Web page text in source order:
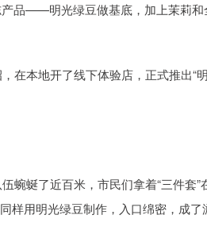
品——明光绿豆做基底，加上茉莉和
在本地开了线下体验店，正式推出“
蜿蜒了近百米，市民们拿着“三件套”
样用明光绿豆制作，入口绵密，成了